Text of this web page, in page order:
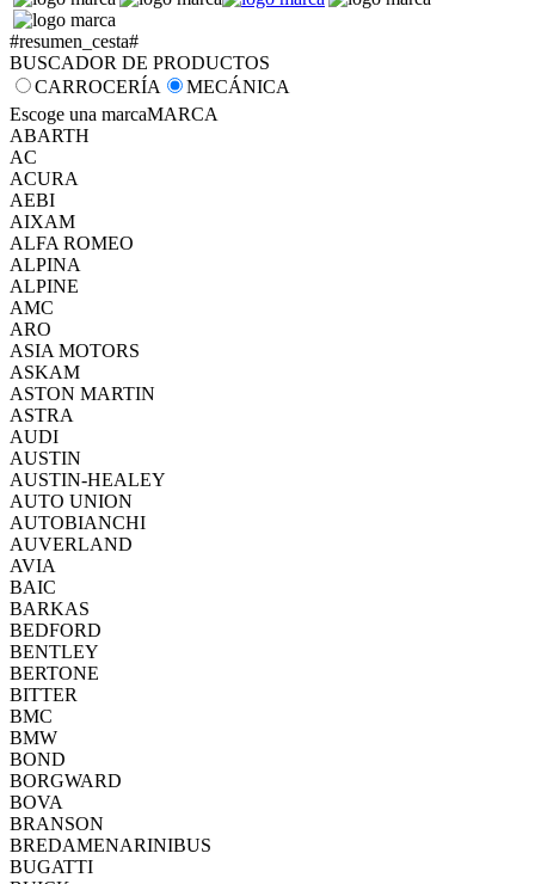
#resumen_cesta#
BUSCADOR DE PRODUCTOS
CARROCERÍA
MECÁNICA
Escoge una marcaMARCA
ABARTH
AC
ACURA
AEBI
AIXAM
ALFA ROMEO
ALPINA
ALPINE
AMC
ARO
ASIA MOTORS
ASKAM
ASTON MARTIN
ASTRA
AUDI
AUSTIN
AUSTIN-HEALEY
AUTO UNION
AUTOBIANCHI
AUVERLAND
AVIA
BAIC
BARKAS
BEDFORD
BENTLEY
BERTONE
BITTER
BMC
BMW
BOND
BORGWARD
BOVA
BRANSON
BREDAMENARINIBUS
BUGATTI